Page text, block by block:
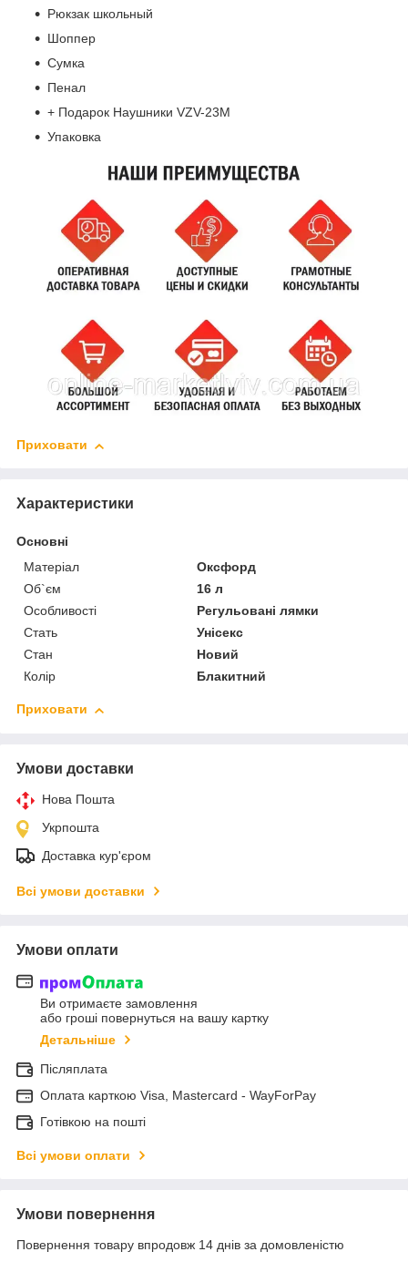
Рюкзак школьный
Шоппер
Сумка
Пенал
+ Подарок Наушники VZV-23M
Упаковка
Приховати
Характеристики
Основні
Матеріал
Оксфорд
Об`єм
16 л
Особливості
Регульовані лямки
Стать
Унісекс
Стан
Новий
Колір
Блакитний
Приховати
Умови доставки
Нова Пошта
Укрпошта
Доставка кур'єром
Всі умови доставки
Умови оплати
Ви отримаєте замовлення
або гроші повернуться на вашу картку
Детальніше
Післяплата
Оплата карткою Visa, Mastercard - WayForPay
Готівкою на пошті
Всі умови оплати
Умови повернення
Повернення товару впродовж 14 днів за домовленістю